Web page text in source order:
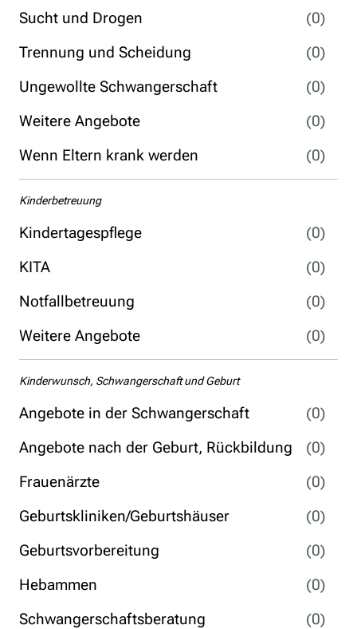
Sucht und Drogen
(0)
Trennung und Scheidung
(0)
Ungewollte Schwangerschaft
(0)
Weitere Angebote
(0)
Wenn Eltern krank werden
(0)
Kinderbetreuung
Kindertagespflege
(0)
KITA
(0)
Notfallbetreuung
(0)
Weitere Angebote
(0)
Kinderwunsch, Schwangerschaft und Geburt
Angebote in der Schwangerschaft
(0)
Angebote nach der Geburt, Rückbildung
(0)
Frauenärzte
(0)
Geburtskliniken/Geburtshäuser
(0)
Geburtsvorbereitung
(0)
Hebammen
(0)
Schwangerschaftsberatung
(0)